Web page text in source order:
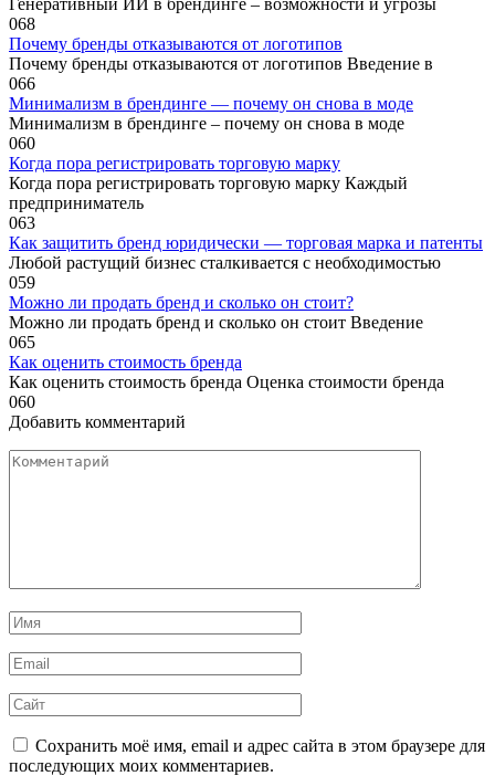
068
Почему бренды отказываются от логотипов
Почему бренды отказываются от логотипов Введение в
066
Минимализм в брендинге — почему он снова в моде
Минимализм в брендинге – почему он снова в моде
060
Когда пора регистрировать торговую марку
Когда пора регистрировать торговую марку Каждый
предприниматель
063
Как защитить бренд юридически — торговая марка и патенты
Любой растущий бизнес сталкивается с необходимостью
059
Можно ли продать бренд и сколько он стоит?
Можно ли продать бренд и сколько он стоит Введение
065
Как оценить стоимость бренда
Как оценить стоимость бренда Оценка стоимости бренда
060
Добавить комментарий
Комментарий
Имя
*
Email
*
Сайт
Сохранить моё имя, email и адрес сайта в этом браузере для
последующих моих комментариев.